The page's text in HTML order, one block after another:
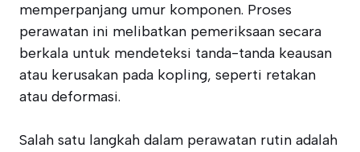
memperpanjang umur komponen. Proses
perawatan ini melibatkan pemeriksaan secara
berkala untuk mendeteksi tanda-tanda keausan
atau kerusakan pada kopling, seperti retakan
atau deformasi.
Salah satu langkah dalam perawatan rutin adalah